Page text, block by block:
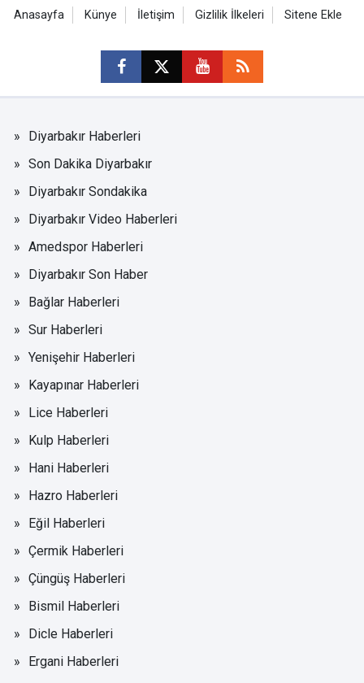
Anasayfa Künye İletişim Gizlilik İlkeleri Sitene Ekle
Diyarbakır Haberleri
Son Dakika Diyarbakır
Diyarbakır Sondakika
Diyarbakır Video Haberleri
Amedspor Haberleri
Diyarbakır Son Haber
Bağlar Haberleri
Sur Haberleri
Yenişehir Haberleri
Kayapınar Haberleri
Lice Haberleri
Kulp Haberleri
Hani Haberleri
Hazro Haberleri
Eğil Haberleri
Çermik Haberleri
Çüngüş Haberleri
Bismil Haberleri
Dicle Haberleri
Ergani Haberleri